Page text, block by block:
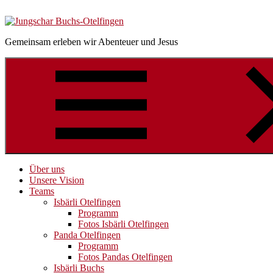
to
to
to
Gemeinsam erleben wir Abenteuer und Jesus
Über uns
Unsere Vision
Teams
Isbärli Otelfingen
Programm
Fotos Isbärli Otelfingen
Panda Otelfingen
Programm
Fotos Pandas Otelfingen
Isbärli Buchs